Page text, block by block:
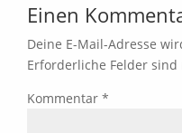
Einen
Deine E-Mail-Adresse
Erforderliche Felder sind
Kommentar *